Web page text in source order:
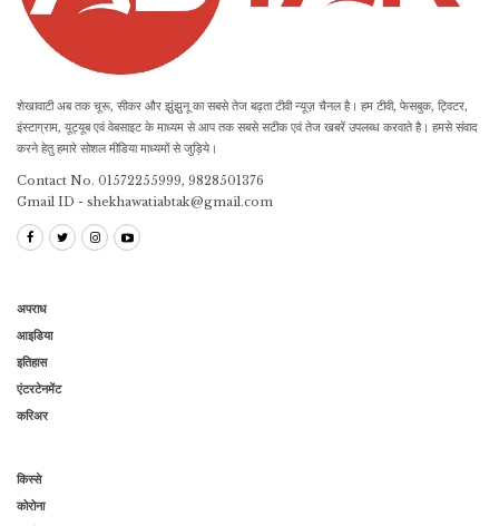
शेखावाटी अब तक चूरू, सीकर और झुंझुनू का सबसे तेज बढ़ता टीवी न्यूज़ चैनल है। हम टीवी, फेसबुक, ट्विटर,
इंस्टाग्राम, यूट्यूब एवं वेबसाइट के माध्यम से आप तक सबसे सटीक एवं तेज खबरें उपलब्ध करवाते है। हमसे संवाद
करने हेतु हमारे सोशल मीडिया माध्यमों से जुड़िये।
Contact No. 01572255999, 9828501376
Gmail ID - shekhawatiabtak@gmail.com
अपराध
आइडिया
इतिहास
एंटरटेनमेंट
करिअर
किस्से
कोरोना